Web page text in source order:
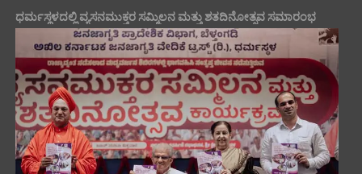
ಧರ್ಮಸ್ಥಳದಲ್ಲಿ ವ್ಯಸನಮುಕ್ತರ ಸಮ್ಮಿಲನ ಮತ್ತು ಶತದಿನೋತ್ಸವ ಸಮಾರಂಭ